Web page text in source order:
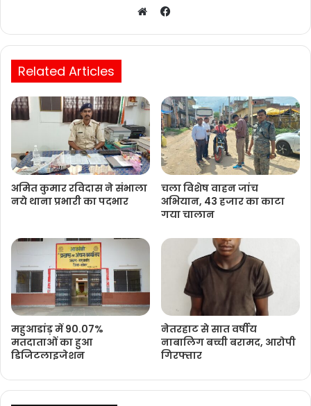
Facebook
Related Articles
अमित कुमार रविदास ने संभाला
नये थाना प्रभारी का पदभार
चला विशेष वाहन जांच
अभियान, 43 हजार का काटा
गया चालान
महुआडांड़ में 90.07%
मतदाताओं का हुआ
डिजिटलाइजेशन
नेतरहाट से सात वर्षीय
नाबालिग बच्ची बरामद, आरोपी
गिरफ्तार